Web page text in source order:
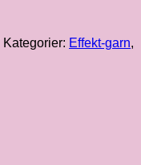
Kategorier: Effekt-garn,